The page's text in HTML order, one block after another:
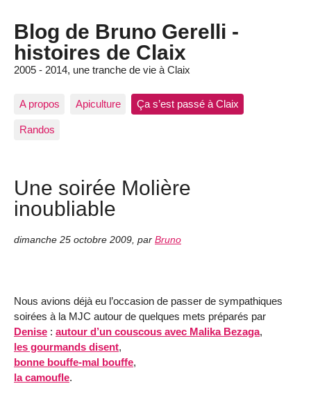
Blog de Bruno Gerelli -
histoires de Claix
2005 - 2014, une tranche de vie à Claix
A propos Apiculture Ça s’est passé à Claix
Randos
Une soirée Molière
inoubliable
dimanche 25 octobre 2009 par Bruno
Nous avions déjà eu l’occasion de passer de sympathiques
soirées à la MJC autour de quelques mets préparés par
Denise : autour d’un couscous avec Malika Bezaga,
les gourmands disent,
bonne bouffe-mal bouffe,
la camoufle.